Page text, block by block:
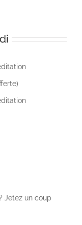
Jetez un coup